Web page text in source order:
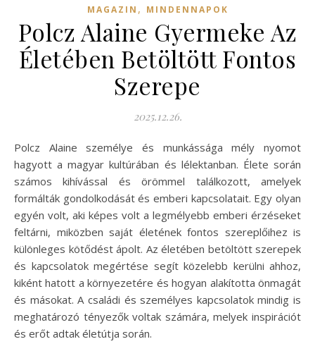
MAGAZIN , MINDENNAPOK
Polcz Alaine Gyermeke Az
Életében Betöltött Fontos
Szerepe
2025.12.26.
Polcz Alaine személye és munkássága mély nyomot
hagyott a magyar kultúrában és lélektanban. Élete során
számos kihívással és örömmel találkozott, amelyek
formálták gondolkodását és emberi kapcsolatait. Egy olyan
egyén volt, aki képes volt a legmélyebb emberi érzéseket
feltárni, miközben saját életének fontos szereplőihez is
különleges kötődést ápolt. Az életében betöltött szerepek
és kapcsolatok megértése segít közelebb kerülni ahhoz,
kiként hatott a környezetére és hogyan alakította önmagát
és másokat. A családi és személyes kapcsolatok mindig is
meghatározó tényezők voltak számára, melyek inspirációt
és erőt adtak életútja során.